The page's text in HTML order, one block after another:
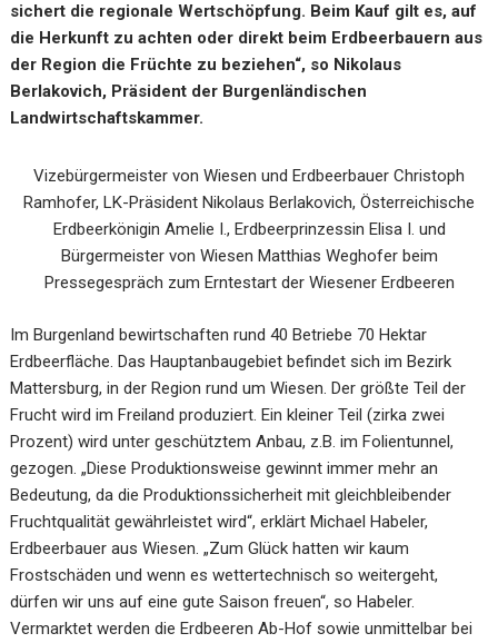
sichert die regionale Wertschöpfung. Beim Kauf gilt es, auf
die Herkunft zu achten oder direkt beim Erdbeerbauern aus
der Region die Früchte zu beziehen“, so Nikolaus
Berlakovich, Präsident der Burgenländischen
Landwirtschaftskammer.
Vizebürgermeister von Wiesen und Erdbeerbauer Christoph
Ramhofer, LK-Präsident Nikolaus Berlakovich, Österreichische
Erdbeerkönigin Amelie I., Erdbeerprinzessin Elisa I. und
Bürgermeister von Wiesen Matthias Weghofer beim
Pressegespräch zum Erntestart der Wiesener Erdbeeren
Im Burgenland bewirtschaften rund 40 Betriebe 70 Hektar
Erdbeerfläche. Das Hauptanbaugebiet befindet sich im Bezirk
Mattersburg, in der Region rund um Wiesen. Der größte Teil der
Frucht wird im Freiland produziert. Ein kleiner Teil (zirka zwei
Prozent) wird unter geschütztem Anbau, z.B. im Folientunnel,
gezogen. „Diese Produktionsweise gewinnt immer mehr an
Bedeutung, da die Produktionssicherheit mit gleichbleibender
Fruchtqualität gewährleistet wird“, erklärt Michael Habeler,
Erdbeerbauer aus Wiesen. „Zum Glück hatten wir kaum
Frostschäden und wenn es wettertechnisch so weitergeht,
dürfen wir uns auf eine gute Saison freuen“, so Habeler.
Vermarktet werden die Erdbeeren Ab-Hof sowie unmittelbar bei